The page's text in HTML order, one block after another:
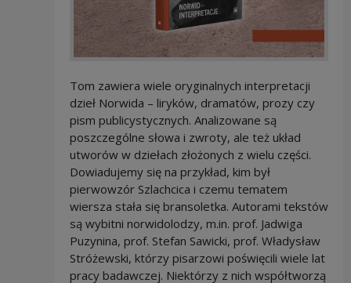
Tom zawiera wiele oryginalnych interpretacji
dzieł Norwida – liryków, dramatów, prozy czy
pism publicystycznych. Analizowane są
poszczególne słowa i zwroty, ale też układ
utworów w dziełach złożonych z wielu części.
Dowiadujemy się na przykład, kim był
pierwowzór Szlachcica i czemu tematem
wiersza stała się bransoletka. Autorami tekstów
są wybitni norwidolodzy, m.in. prof. Jadwiga
Puzynina, prof. Stefan Sawicki, prof. Władysław
Stróżewski, którzy pisarzowi poświęcili wiele lat
pracy badawczej. Niektórzy z nich współtworzą